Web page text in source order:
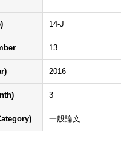
14-J
13
2016
3
一般論文